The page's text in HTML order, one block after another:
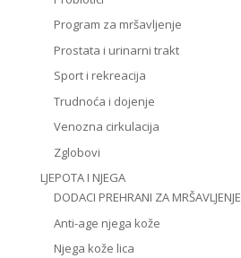
Program za mršavljenje
Prostata i urinarni trakt
Sport i rekreacija
Trudnoća i dojenje
Venozna cirkulacija
Zglobovi
LJEPOTA I NJEGA
DODACI PREHRANI ZA MRŠAVLJENJE
Anti-age njega kože
Njega kože lica